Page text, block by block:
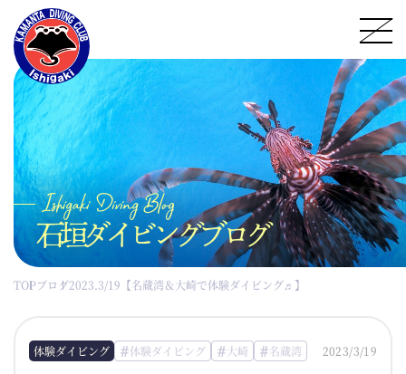
石垣ダイビングブログ
TOPブログ2023.3/19【名蔵湾＆大崎で体験ダイビング♬】
体験ダイビング 体験ダイビング 大崎 名蔵湾 2023/3/19